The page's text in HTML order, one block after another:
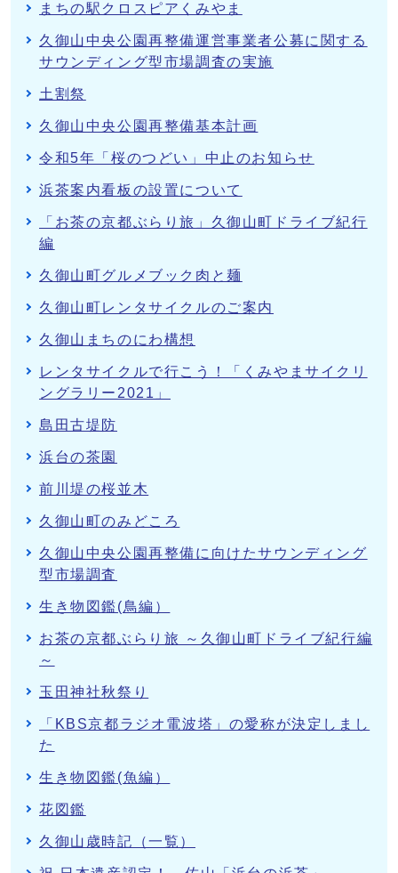
まちの駅クロスピアくみやま
久御山中央公園再整備運営事業者公募に関する
サウンディング型市場調査の実施
土割祭
久御山中央公園再整備基本計画
令和5年「桜のつどい」中止のお知らせ
浜茶案内看板の設置について
「お茶の京都ぶらり旅」久御山町ドライブ紀行
編
久御山町グルメブック肉と麺
久御山町レンタサイクルのご案内
久御山まちのにわ構想
レンタサイクルで行こう！「くみやまサイクリ
ングラリー2021」
島田古堤防
浜台の茶園
前川堤の桜並木
久御山町のみどころ
久御山中央公園再整備に向けたサウンディング
型市場調査
生き物図鑑(鳥編）
お茶の京都ぶらり旅 ～久御山町ドライブ紀行編
～
玉田神社秋祭り
「KBS京都ラジオ電波塔」の愛称が決定しまし
た
生き物図鑑(魚編）
花図鑑
久御山歳時記（一覧）